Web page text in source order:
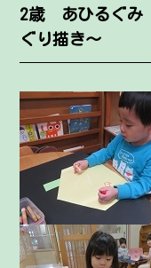
2歳 あひるぐみ
ぐり描き～